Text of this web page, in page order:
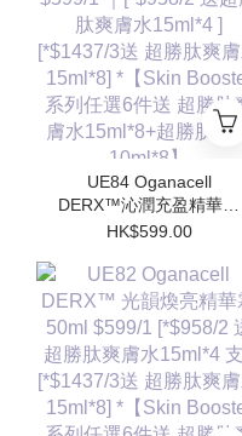
UE84 Oganacell
DERX™沁潤充盈精華霜
$599/1 ｜[*$958/2 送超
[*$1437/3送 超勝肽爽膚
水15ml*8] *【Skin
Booster 系列任選6件送
超勝肽爽膚水15ml*8+超
勝肽安瓶10ml*8】
HK$599.00